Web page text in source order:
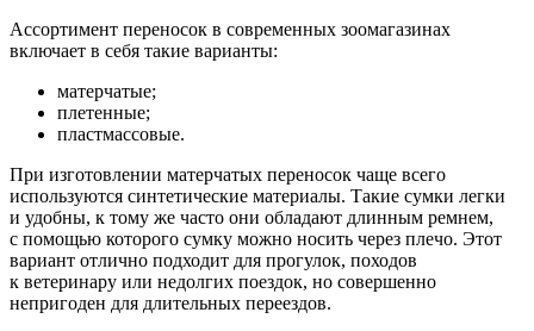
Ассортимент переносок в современных зоомагазинах
включает в себя такие варианты:
матерчатые;
плетенные;
пластмассовые.
При изготовлении матерчатых переносок чаще всего
используются синтетические материалы. Такие сумки легки
и удобны, к тому же часто они обладают длинным ремнем,
с помощью которого сумку можно носить через плечо. Этот
вариант отлично подходит для прогулок, походов
к ветеринару или недолгих поездок, но совершенно
непригоден для длительных переездов.